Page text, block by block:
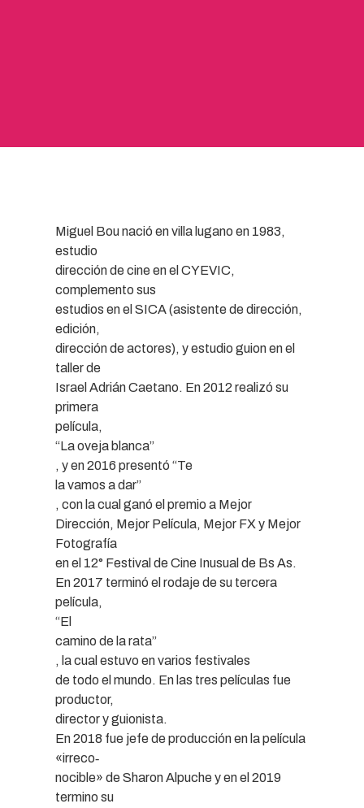
Miguel Bou nació en villa lugano en 1983,
estudio
dirección de cine en el CYEVIC,
complemento sus
estudios en el SICA (asistente de dirección,
edición,
dirección de actores), y estudio guion en el
taller de
Israel Adrián Caetano. En 2012 realizó su
primera
película,
“La oveja blanca”
, y en 2016 presentó “Te
la vamos a dar”
, con la cual ganó el premio a Mejor
Dirección, Mejor Película, Mejor FX y Mejor
Fotografía
en el 12° Festival de Cine Inusual de Bs As.
En 2017 terminó el rodaje de su tercera
película,
“El
camino de la rata”
, la cual estuvo en varios festivales
de todo el mundo. En las tres películas fue
productor,
director y guionista.
En 2018 fue jefe de producción en la película
«irreco‐
nocible» de Sharon Alpuche y en el 2019
termino su